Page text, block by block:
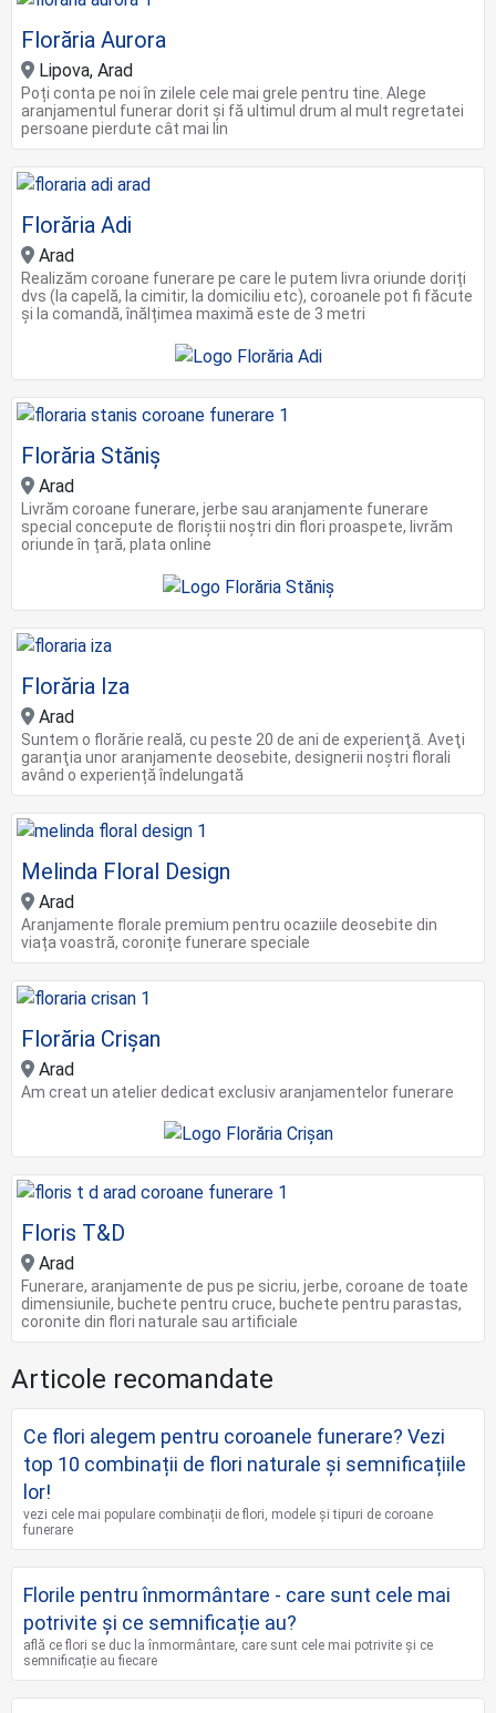
Florăria Aurora
Lipova, Arad
Poți conta pe noi în zilele cele mai grele pentru tine. Alege
aranjamentul funerar dorit și fă ultimul drum al mult regretatei
persoane pierdute cât mai lin
Florăria Adi
Arad
Realizăm coroane funerare pe care le putem livra oriunde doriți
dvs (la capelă, la cimitir, la domiciliu etc), coroanele pot fi făcute
și la comandă, înălțimea maximă este de 3 metri
Florăria Stăniș
Arad
Livrăm coroane funerare, jerbe sau aranjamente funerare
special concepute de floriștii noștri din flori proaspete, livrăm
oriunde în țară, plata online
Florăria Iza
Arad
Suntem o florărie reală, cu peste 20 de ani de experienţă. Aveţi
garanţia unor aranjamente deosebite, designerii noştri florali
având o experiență îndelungată
Melinda Floral Design
Arad
Aranjamente florale premium pentru ocaziile deosebite din
viața voastră, coronițe funerare speciale
Florăria Crișan
Arad
Am creat un atelier dedicat exclusiv aranjamentelor funerare
Floris T&D
Arad
Funerare, aranjamente de pus pe sicriu, jerbe, coroane de toate
dimensiunile, buchete pentru cruce, buchete pentru parastas,
coronite din flori naturale sau artificiale
Articole recomandate
Ce flori alegem pentru coroanele funerare? Vezi
top 10 combinații de flori naturale și semnificațiile
lor!
vezi cele mai populare combinații de flori, modele și tipuri de coroane
funerare
Florile pentru înmormântare - care sunt cele mai
potrivite și ce semnificație au?
află ce flori se duc la înmormântare, care sunt cele mai potrivite și ce
semnificație au fiecare